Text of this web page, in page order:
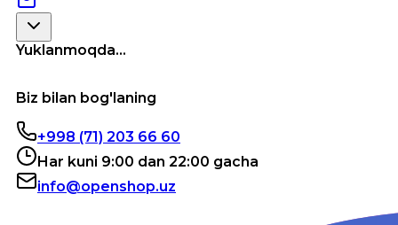
Yuklanmoqda...
Biz bilan bog'laning
+998 (71) 203 66 60
Har kuni 9:00 dan 22:00 gacha
info@openshop.uz